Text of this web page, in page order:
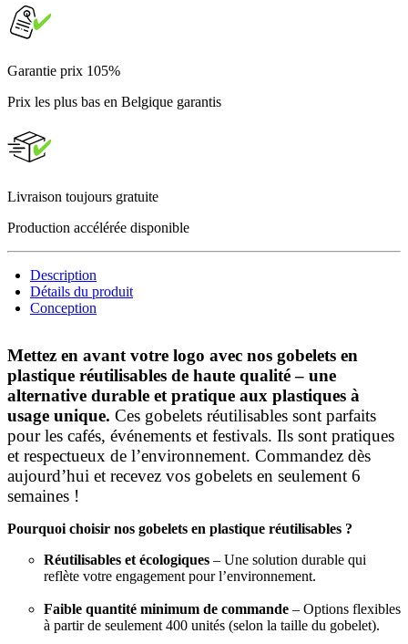
Garantie prix 105%
Prix les plus bas en Belgique garantis
Livraison toujours gratuite
Production accélérée disponible
Description
Détails du produit
Conception
Mettez en avant votre logo avec nos gobelets en
plastique réutilisables de haute qualité – une
alternative durable et pratique aux plastiques à
usage unique. Ces gobelets réutilisables sont parfaits
pour les cafés, événements et festivals. Ils sont pratiques
et respectueux de l’environnement. Commandez dès
aujourd’hui et recevez vos gobelets en seulement 6
semaines !
Pourquoi choisir nos gobelets en plastique réutilisables ?
Réutilisables et écologiques – Une solution durable qui
reflète votre engagement pour l’environnement.
Faible quantité minimum de commande – Options flexibles
à partir de seulement 400 unités (selon la taille du gobelet).